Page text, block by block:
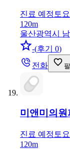
진료 예정 토
120m
울산광역시
-(후기 0)
전화
미앤미의원
진료 예정 토
120m